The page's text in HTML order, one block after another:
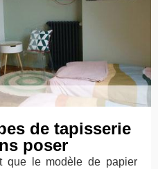
de tapisserie
poser
que le modèle de papier